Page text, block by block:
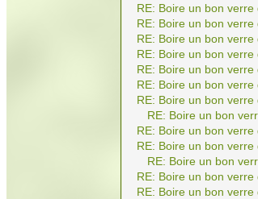
RE: Boire un bon verre
RE: Boire un bon verre
RE: Boire un bon verre
RE: Boire un bon verre
RE: Boire un bon verre
RE: Boire un bon verre
RE: Boire un bon verre
RE: Boire un bon
RE: Boire un bon verre
RE: Boire un bon verre
RE: Boire un bon
RE: Boire un bon verre
RE: Boire un bon verre